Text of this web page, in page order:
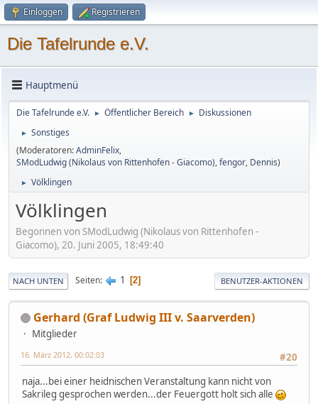
Einloggen Registrieren
Die Tafelrunde e.V.
Hauptmenü
Die Tafelrunde e.V. ► Öffentlicher Bereich ► Diskussionen
►
Sonstiges
(Moderatoren:AdminFelix,
SModLudwig (Nikolaus von Rittenhofen - Giacomo),fengor, Dennis)
► Völklingen
Völklingen
Begonnen von SModLudwig (Nikolaus von Rittenhofen -
Giacomo), 20. Juni 2005, 18:49:40
NACH UNTEN Seiten 1 2 BENUTZER-AKTIONEN
Gerhard (Graf Ludwig III v. Saarverden)
Mitglieder
#20
16. März 2012, 00:02:03
naja...bei einer heidnischen Veranstaltung kann nicht von
Sakrileg gesprochen werden...der Feuergott holt sich alle